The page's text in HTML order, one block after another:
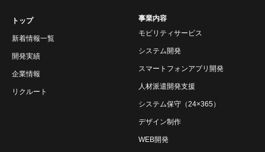
トップ
新着情報一覧
開発実績
企業情報
リクルート
事業内容
モビリティサービス
システム開発
スマートフォンアプリ開発
人材派遣開発支援
システム保守（24×365）
デザイン制作
WEB開発